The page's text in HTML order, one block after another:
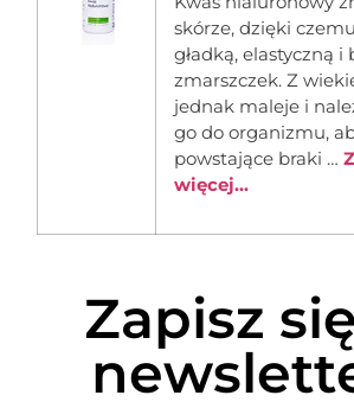
skórze, dzięki
gładką, elastyczną i
zmarszczek. Z
jednak maleje i
go do organizmu,
powstające braki …
więcej...
Zapisz